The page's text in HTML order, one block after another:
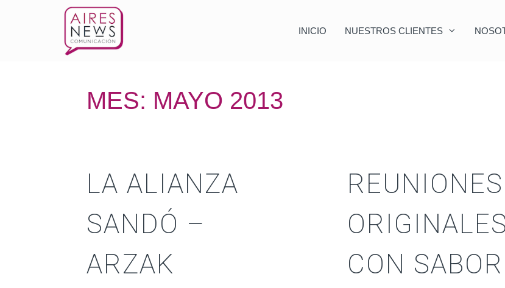
INICIO NUESTROS CLIENTES
MES: MAYO 2013
LA ALIANZA
SANDÓ –
ARZAK
REUNIONES
ORIGINALES
CON SABOR